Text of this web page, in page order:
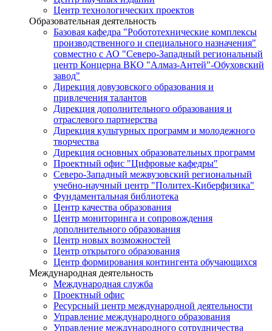
Центр технологических проектов
Образовательная деятельность
Базовая кафедра "Робототехнические комплексы
производственного и специального назначения"
совместно с АО "Северо-Западный региональный
центр Концерна ВКО "Алмаз-Антей"-Обуховский
завод"
Дирекция довузовского образования и
привлечения талантов
Дирекция дополнительного образования и
отраслевого партнерства
Дирекция культурных программ и молодежного
творчества
Дирекция основных образовательных программ
Проектный офис "Цифровые кафедры"
Северо-Западный межвузовский региональный
учебно-научный центр "Политех-Киберфизика"
Фундаментальная библиотека
Центр качества образования
Центр мониторинга и сопровождения
дополнительного образования
Центр новых возможностей
Центр открытого образования
Центр формирования контингента обучающихся
Международная деятельность
Международная служба
Проектный офис
Ресурсный центр международной деятельности
Управление международного образования
Управление международного сотрудничества